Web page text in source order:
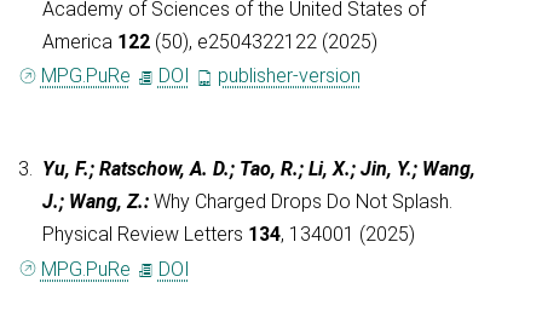
Academy of Sciences of the United States of
America 122 (50), e2504322122 (2025)
MPG.PuRe
DOI publisher-version
3. Yu, F.; Ratschow, A. D.; Tao, R.; Li, X.; Jin, Y.; Wang,
J.; Wang, Z.: Why Charged Drops Do Not Splash.
Physical Review Letters 134, 134001 (2025)
MPG.PuRe
DOI